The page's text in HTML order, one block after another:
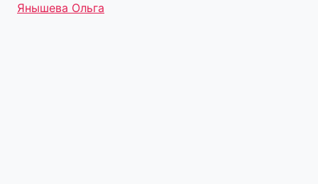
Метки
Янышева Ольга